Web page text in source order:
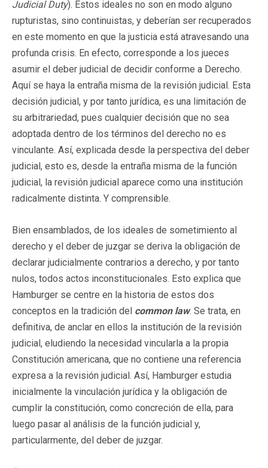
Judicial Duty). Estos ideales no son en modo alguno
rupturistas, sino continuistas, y deberían ser recuperados
en este momento en que la justicia está atravesando una
profunda crisis. En efecto, corresponde a los jueces
asumir el deber judicial de decidir conforme a Derecho.
Aquí se haya la entraña misma de la revisión judicial. Esta
decisión judicial, y por tanto jurídica, es una limitación de
su arbitrariedad, pues cualquier decisión que no sea
adoptada dentro de los términos del derecho no es
vinculante. Así, explicada desde la perspectiva del deber
judicial, esto es, desde la entraña misma de la función
judicial, la revisión judicial aparece como una institución
radicalmente distinta. Y comprensible.
Bien ensamblados, de los ideales de sometimiento al
derecho y el deber de juzgar se deriva la obligación de
declarar judicialmente contrarios a derecho, y por tanto
nulos, todos actos inconstitucionales. Esto explica que
Hamburger se centre en la historia de estos dos
conceptos en la tradición del common law. Se trata, en
definitiva, de anclar en ellos la institución de la revisión
judicial, eludiendo la necesidad vincularla a la propia
Constitución americana, que no contiene una referencia
expresa a la revisión judicial. Así, Hamburger estudia
inicialmente la vinculación jurídica y la obligación de
cumplir la constitución, como concreción de ella, para
luego pasar al análisis de la función judicial y,
particularmente, del deber de juzgar.